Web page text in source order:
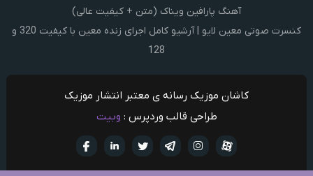
آهنگ پارافین ویناک (متن + کیفیت عالی)
کنسرت صوتی معین لایو | آرشیو کامل اجرای زنده معین با کیفیت 320 و
128
کاشان موزیک رسانه ی معتبر انتشار موزیک
طراحی قالب وردپرس : وبیت
تويتر تلگرام
اینستاگرام آپارات